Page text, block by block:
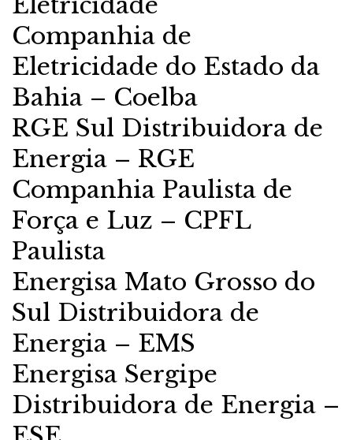
Companhia de
Eletricidade do Estado da
Bahia – Coelba
RGE Sul Distribuidora de
Energia – RGE
Companhia Paulista de
Força e Luz – CPFL
Paulista
Energisa Mato Grosso do
Sul Distribuidora de
Energia – EMS
Energisa Sergipe
Distribuidora de Energia –